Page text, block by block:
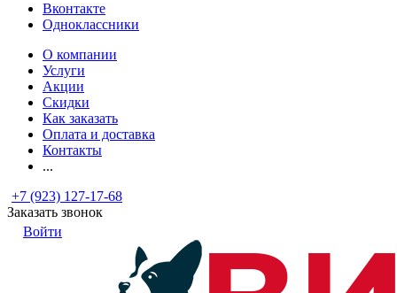
Вконтакте
Одноклассники
О компании
Услуги
Акции
Скидки
Как заказать
Оплата и доставка
Контакты
...
+7 (923) 127-17-68
Заказать звонок
Войти